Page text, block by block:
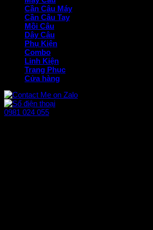
Cần Câu Máy
Cần Câu Tay
Mồi Câu
Dây Câu
Phụ Kiện
Combo
Linh Kiện
Trang Phục
Cửa hàng
0981 024 055